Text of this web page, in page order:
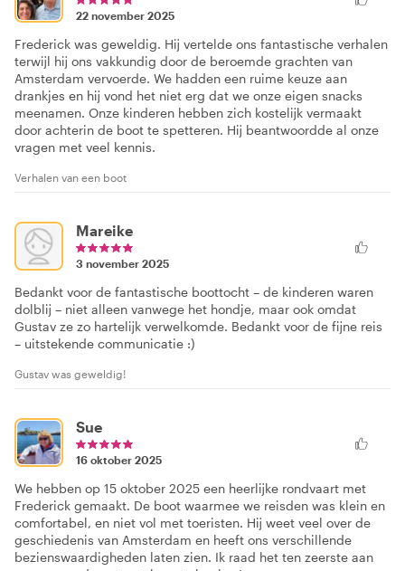
22 november 2025
Frederick was geweldig. Hij vertelde ons fantastische verhalen
terwijl hij ons vakkundig door de beroemde grachten van
Amsterdam vervoerde. We hadden een ruime keuze aan
drankjes en hij vond het niet erg dat we onze eigen snacks
meenamen. Onze kinderen hebben zich kostelijk vermaakt
door achterin de boot te spetteren. Hij beantwoordde al onze
vragen met veel kennis.
Verhalen van een boot
Mareike
3 november 2025
Bedankt voor de fantastische boottocht – de kinderen waren
dolblij – niet alleen vanwege het hondje, maar ook omdat
Gustav ze zo hartelijk verwelkomde. Bedankt voor de fijne reis
– uitstekende communicatie :)
Gustav was geweldig!
Sue
16 oktober 2025
We hebben op 15 oktober 2025 een heerlijke rondvaart met
Frederick gemaakt. De boot waarmee we reisden was klein en
comfortabel, en niet vol met toeristen. Hij weet veel over de
geschiedenis van Amsterdam en heeft ons verschillende
bezienswaardigheden laten zien. Ik raad het ten zeerste aan